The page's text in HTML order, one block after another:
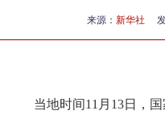
来源： 新华社
当地时间11月13日，